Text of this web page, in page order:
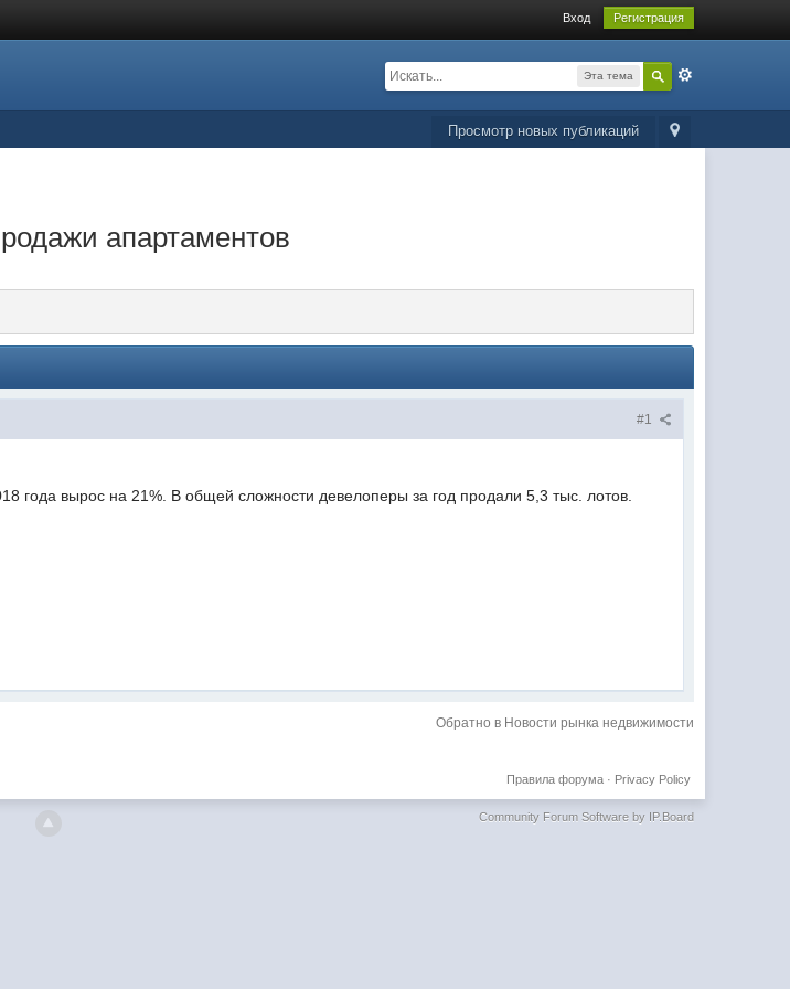
Вход Регистрация
Эта тема
Просмотр новых публикаций
апартаментов
#1
года вырос на 21%. В общей сложности девелоперы за год продали 5,3 тыс. лотов.
Обратно в Новости рынка недвижимости
Privacy Policy
Правила форума·
Community Forum Software by IP.Board